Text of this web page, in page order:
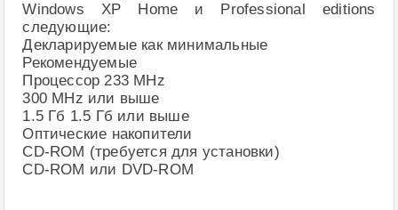
Windows XP Home и Professional editions
следующие:
Декларируемые как минимальные
Рекомендуемые
Процессор 233 MHz
300 MHz или выше
1.5 Гб 1.5 Гб или выше
Оптические накопители
CD-ROM (требуется для установки)
CD-ROM или DVD-ROM